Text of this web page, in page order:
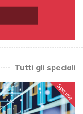
Tutti gli speciali
Speciale